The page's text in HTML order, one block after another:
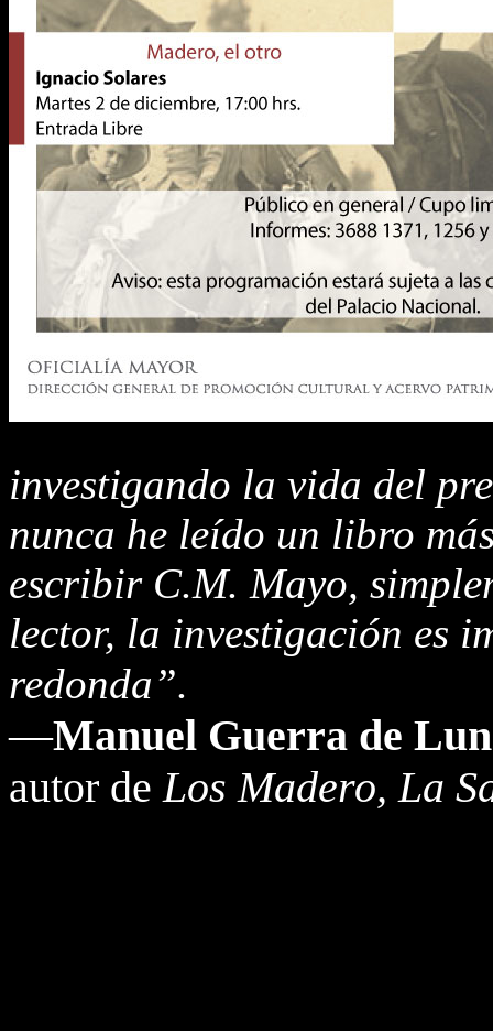
investigando la vida del
nunca he leído un libro
escribir C.M. Mayo,
lector, la investigación es
redonda”.
—Manuel Guerra de
autor de Los Madero, La